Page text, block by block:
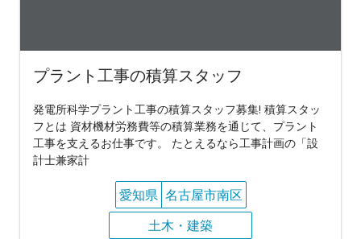
プラント工事の積算スタッフ
発電所科学プラント工事の積算スタッフ募集! 積算スタッ
フとは 資材機材労務費等の積算業務を通じて、プラント
工事を支えるお仕事です。 たとえるなら工事計画の「設
計士兼家計
愛知県 名古屋市南区
土木・建築